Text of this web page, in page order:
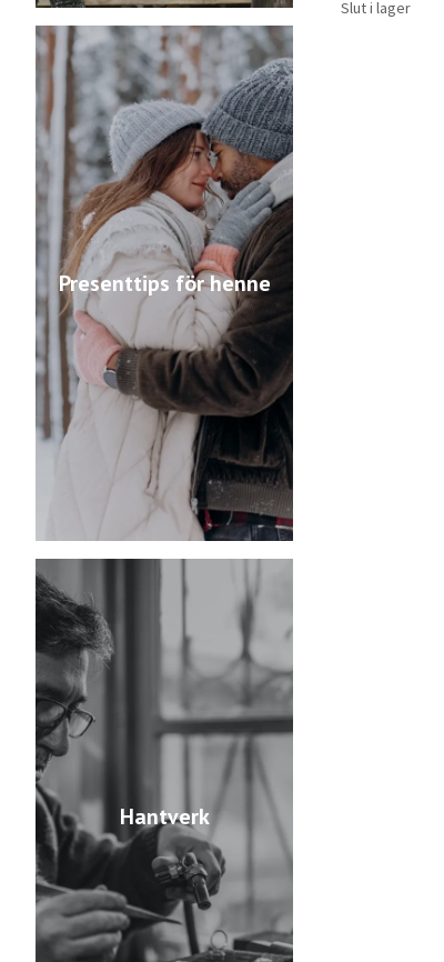
Presenttips för henne
Hantverk
Slut i lager